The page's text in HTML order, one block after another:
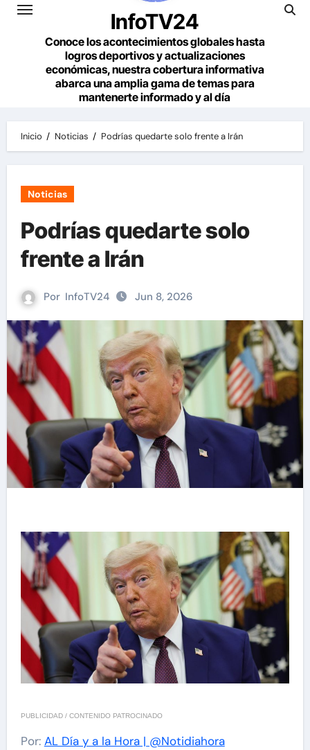
InfoTV24
Conoce los acontecimientos globales hasta
logros deportivos y actualizaciones
económicas, nuestra cobertura informativa
abarca una amplia gama de temas para
mantenerte informado y al día
Inicio Noticias Podrías quedarte solo frente a Irán
Noticias
Podrías quedarte solo
frente a Irán
Por InfoTV24 Jun 8, 2026
PUBLICIDAD / CONTENIDO PATROCINADO
Por: AL Día y a la Hora | @Notidiahora